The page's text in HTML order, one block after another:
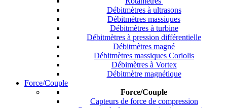
Débitmètres à ultrasons
Débitmètres massiques
Débitmètres à turbine
Débitmètres à pression différentielle
Débitmètres magné
Débitmètres massiques Coriolis
Débimètres à Vortex
Débitmètre magnétique
Force/Couple
Force/Couple
Capteurs de force de compression